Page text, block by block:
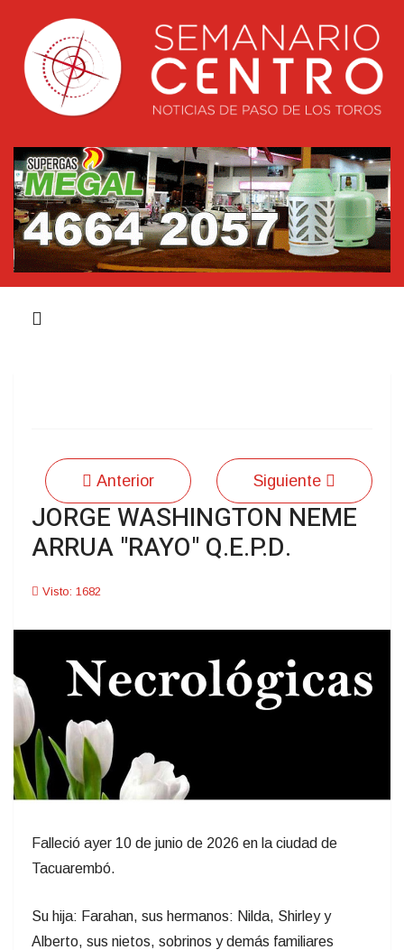
Anterior Siguiente
JORGE WASHINGTON NEME
ARRUA "RAYO" Q.E.P.D.
Visto: 1682
Falleció ayer 10 de junio de 2026 en la ciudad de
Tacuarembó.
Su hija: Farahan, sus hermanos: Nilda, Shirley y
Alberto, sus nietos, sobrinos y demás familiares